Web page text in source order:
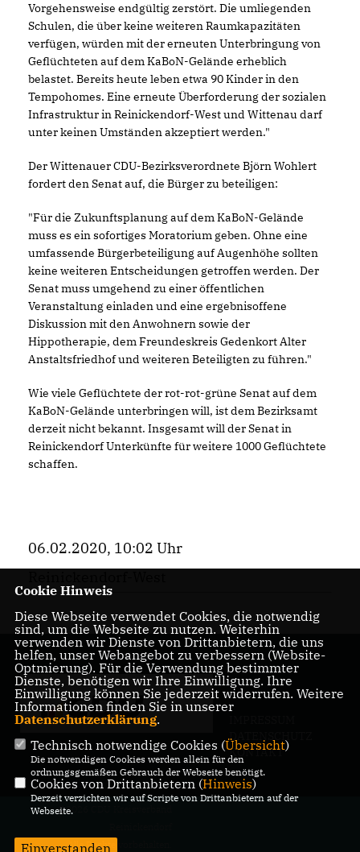
Vorgehensweise endgültig zerstört. Die umliegenden
Schulen, die über keine weiteren Raumkapazitäten
verfügen, würden mit der erneuten Unterbringung von
Geflüchteten auf dem KaBoN-Gelände erheblich
belastet. Bereits heute leben etwa 90 Kinder in den
Tempohomes. Eine erneute Überforderung der sozialen
Infrastruktur in Reinickendorf-West und Wittenau darf
unter keinen Umständen akzeptiert werden."
Der Wittenauer CDU-Bezirksverordnete Björn Wohlert
fordert den Senat auf, die Bürger zu beteiligen:
"Für die Zukunftsplanung auf dem KaBoN-Gelände
muss es ein sofortiges Moratorium geben. Ohne eine
umfassende Bürgerbeteiligung auf Augenhöhe sollten
keine weiteren Entscheidungen getroffen werden. Der
Senat muss umgehend zu einer öffentlichen
Veranstaltung einladen und eine ergebnisoffene
Diskussion mit den Anwohnern sowie der
Hippotherapie, dem Freundeskreis Gedenkort Alter
Anstaltsfriedhof und weiteren Beteiligten zu führen."
Wie viele Geflüchtete der rot-rot-grüne Senat auf dem
KaBoN-Gelände unterbringen will, ist dem Bezirksamt
derzeit nicht bekannt. Insgesamt will der Senat in
Reinickendorf Unterkünfte für weitere 1000 Geflüchtete
schaffen.
06.02.2020, 10:02 Uhr
DATENSCHUTZ
KONTAKT
@2026 CDU Kreisverband
Alle Rechte vorbehalten.
Cookie Hinweis
Diese Webseite verwendet Cookies, die notwendig
sind, um die Webseite zu nutzen. Weiterhin
verwenden wir Dienste von Drittanbietern, die uns
helfen, unser Webangebot zu verbessern (Website-
Optmierung). Für die Verwendung bestimmter
Dienste, benötigen wir Ihre Einwilligung. Ihre
Einwilligung können Sie jederzeit widerrufen. Weitere
Informationen finden Sie in unserer
Datenschutzerklärung.
Technisch notwendige Cookies (Übersicht)
Die notwendigen Cookies werden allein für den
ordnungsgemäßen Gebrauch der Webseite benötigt.
Cookies von Drittanbietern (Hinweis)
Derzeit verzichten wir auf Scripte von Drittanbietern auf der
Webseite.
Einverstanden